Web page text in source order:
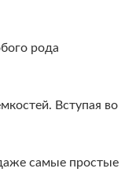
рода
Вступая во
самые простые